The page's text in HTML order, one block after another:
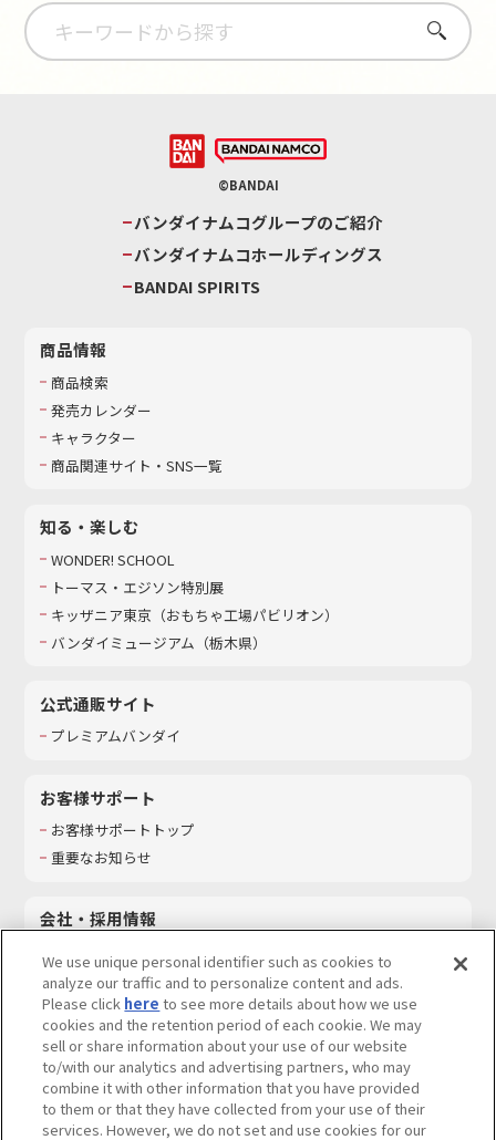
さがす
©BANDAI
バンダイナムコグループのご紹介
バンダイナムコホールディングス
BANDAI SPIRITS
商品情報
商品検索
発売カレンダー
キャラクター
商品関連サイト・SNS一覧
知る・楽しむ
WONDER! SCHOOL
トーマス・エジソン特別展
キッザニア東京（おもちゃ工場パビリオン）​
バンダイミュージアム（栃木県）
公式通販サイト
プレミアムバンダイ
お客様サポート
お客様サポートトップ
重要なお知らせ
会社・採用情報
採用情報
サステナビリティ
お問い合わせ
ウェブサイトご利用条件 ソーシャルメディアポリシー
We use unique personal identifier such as cookies to
analyze our traffic and to personalize content and ads.
Please click here to see more details about how we use
cookies and the retention period of each cookie. We may
sell or share information about your use of our website
to/with our analytics and advertising partners, who may
combine it with other information that you have provided
to them or that they have collected from your use of their
services. However, we do not set and use cookies for our